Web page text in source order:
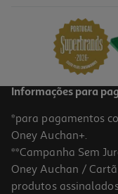
51,99 €
Informações para
*para pagamentos
Oney Auchan+.
**Campanha Sem
Oney Auchan /
produtos